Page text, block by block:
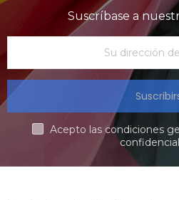
Suscríbase a
Acepto las condiciones